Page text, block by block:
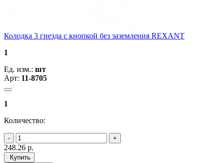
Колодка 3 гнезда с кнопкой без заземления REXANT
1
Ед. изм.: шт
Арт: 11-8705
1
Количество:
248.26 р.
Купить